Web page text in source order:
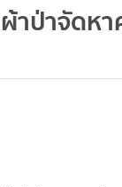
ป่าจัดห